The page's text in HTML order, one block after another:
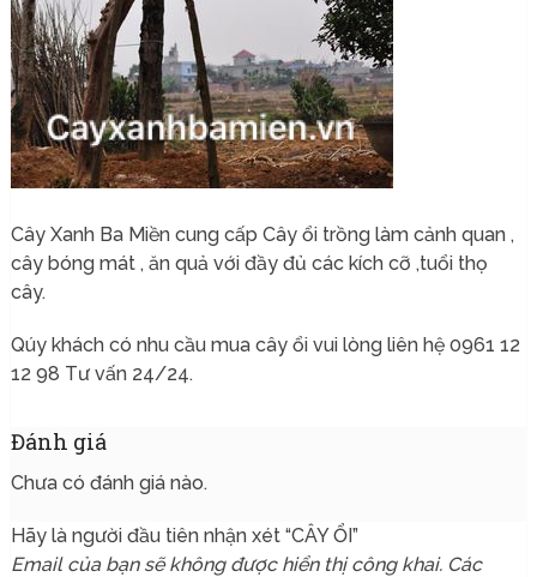
Cây Xanh Ba Miền cung cấp Cây ổi trồng làm cảnh quan ,
cây bóng mát , ăn quả với đầy đủ các kích cỡ ,tuổi thọ
cây.
Qúy khách có nhu cầu mua cây ổi vui lòng liên hệ 0961 12
12 98 Tư vấn 24/24.
Đánh giá
Chưa có đánh giá nào.
Hãy là người đầu tiên nhận xét “CÂY ỔI”
Email của bạn sẽ không được hiển thị công khai. Các